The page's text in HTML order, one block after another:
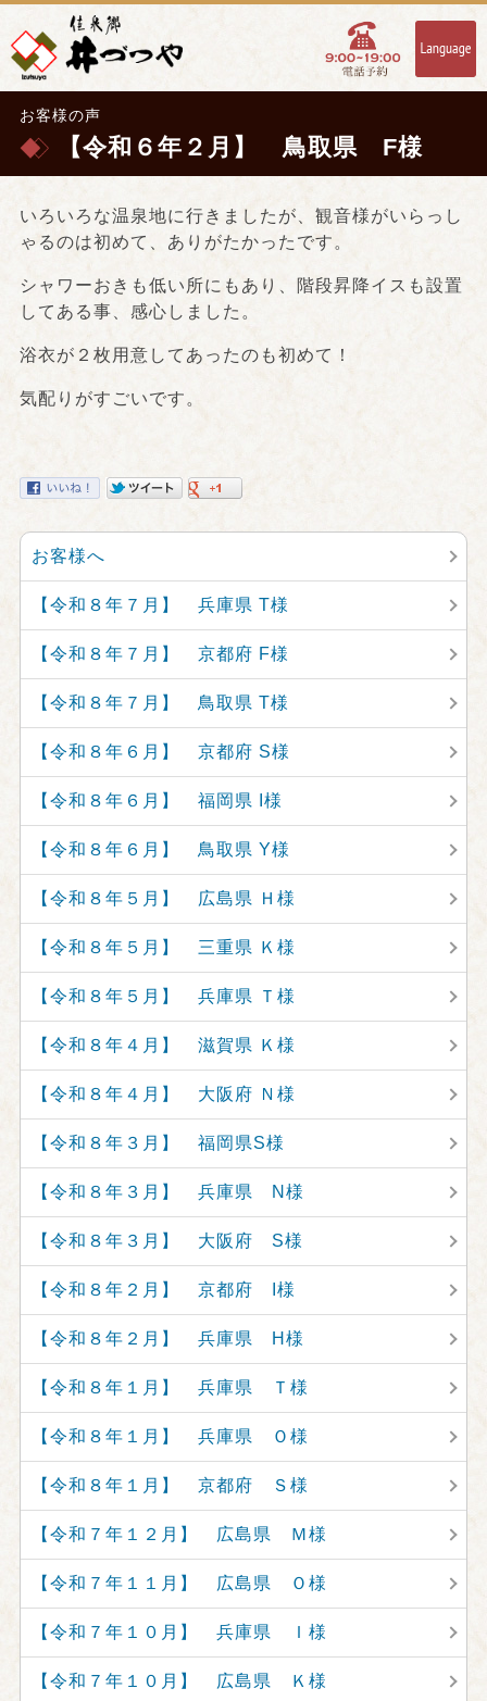
お客様の声
【令和６年２月】 鳥取県 F様
いろいろな温泉地に行きましたが、観音様がいらっし
ゃるのは初めて、ありがたかったです。
シャワーおきも低い所にもあり、階段昇降イスも設置
してある事、感心しました。
浴衣が２枚用意してあったのも初めて！
気配りがすごいです。
お客様へ
【令和８年７月】 兵庫県 T様
【令和８年７月】 京都府 F様
【令和８年７月】 鳥取県 T様
【令和８年６月】 京都府 S様
【令和８年６月】 福岡県 I様
【令和８年６月】 鳥取県 Y様
【令和８年５月】 広島県 Ｈ様
【令和８年５月】 三重県 Ｋ様
【令和８年５月】 兵庫県 Ｔ様
【令和８年４月】 滋賀県 Ｋ様
【令和８年４月】 大阪府 Ｎ様
【令和８年３月】 福岡県S様
【令和８年３月】 兵庫県 N様
【令和８年３月】 大阪府 S様
【令和８年２月】 京都府 I様
【令和８年２月】 兵庫県 H様
【令和８年１月】 兵庫県 Ｔ様
【令和８年１月】 兵庫県 Ｏ様
【令和８年１月】 京都府 Ｓ様
【令和７年１２月】 広島県 Ｍ様
【令和７年１１月】 広島県 Ｏ様
【令和７年１０月】 兵庫県 Ｉ様
【令和７年１０月】 広島県 Ｋ様